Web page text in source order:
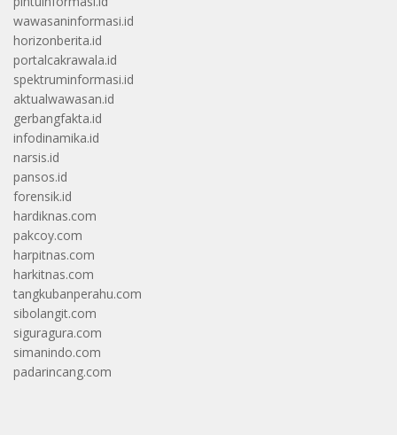
wawasaninformasi.id
horizonberita.id
portalcakrawala.id
spektruminformasi.id
aktualwawasan.id
gerbangfakta.id
infodinamika.id
narsis.id
pansos.id
forensik.id
hardiknas.com
pakcoy.com
harpitnas.com
harkitnas.com
tangkubanperahu.com
sibolangit.com
siguragura.com
simanindo.com
padarincang.com